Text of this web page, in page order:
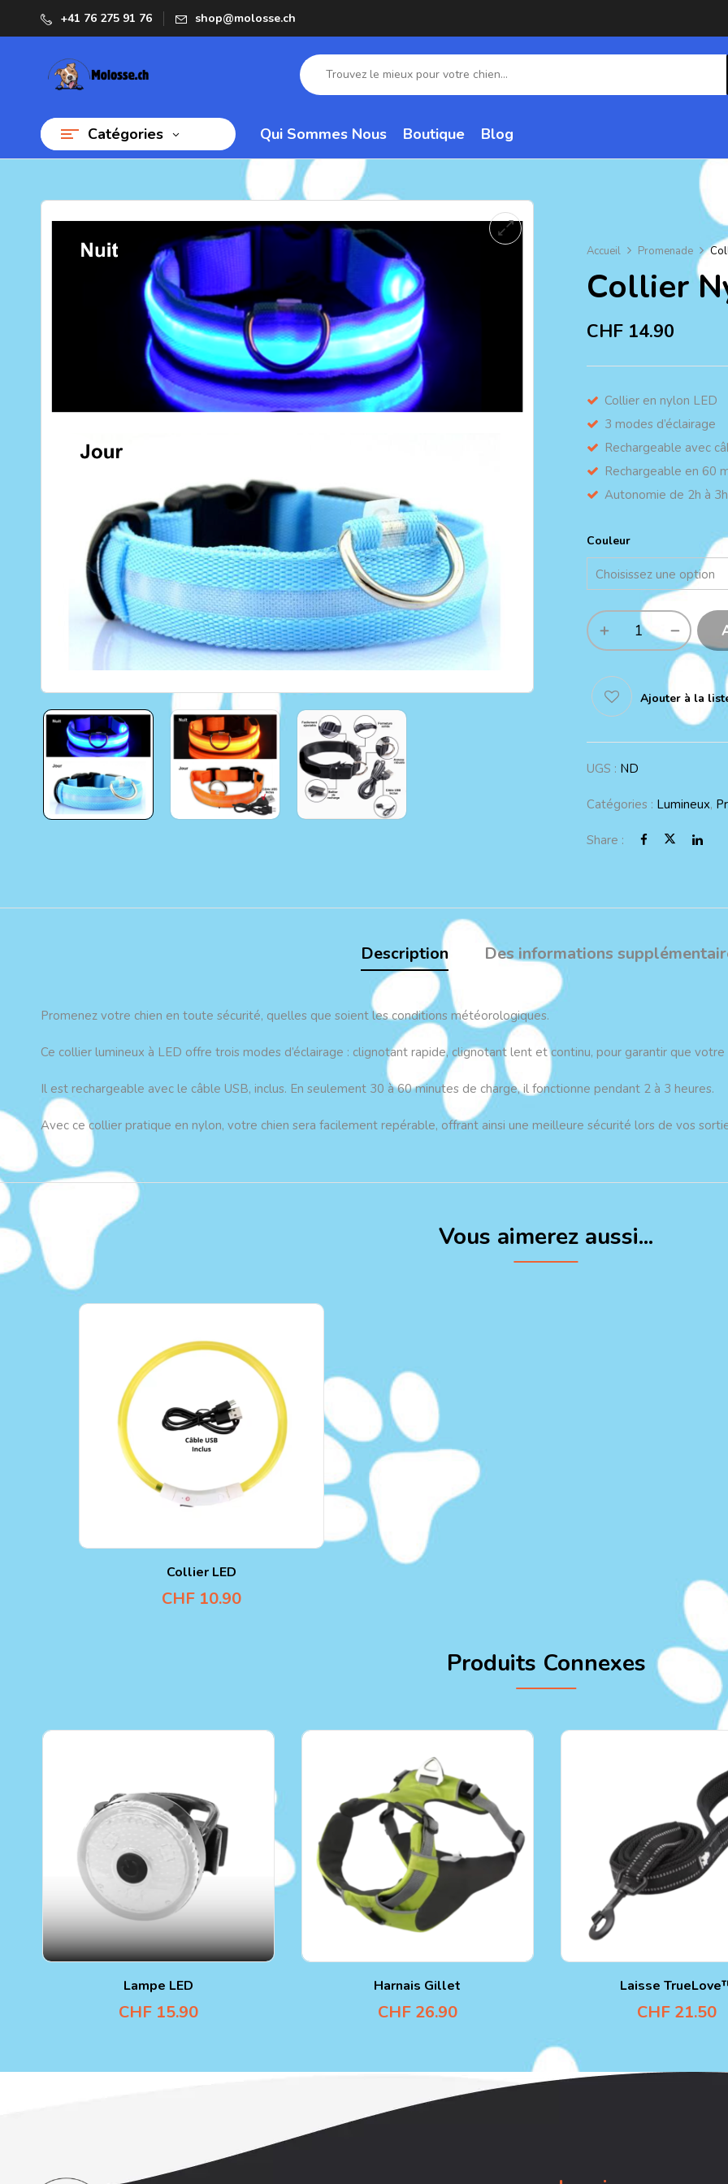
+41 76 275 91 76 shop@molosse.ch
Catégories Qui Sommes Nous Boutique Blog
Accueil Promenade
Collier
CHF 14.90
Collier en nylon LED
3 modes d’éclairage
Rechargeable avec
Rechargeable en 60
Autonomie de 2h à 3h
Couleur
Ajouter à la
UGS : ND
Catégories : Lumineux,
Share :
Description Des informations
Promenez votre chien en toute sécurité, quelles que soient les conditions météorologiques.
Ce collier lumineux à LED offre trois modes d’éclairage : clignotant rapide, clignotant lent et continu, pour garantir que
Il est rechargeable avec le câble USB, inclus. En seulement 30 à 60 minutes de charge, il fonctionne pendant 2 à 3 heures.
Avec ce collier pratique en nylon, votre chien sera facilement repérable, offrant ainsi une meilleure sécurité lors de vos
Vous aimerez aussi...
Collier LED
CHF10.90
Produits Connexes
Lampe LED
CHF15.90
Harnais Gillet
CHF26.90
Laisse
CHF21.50